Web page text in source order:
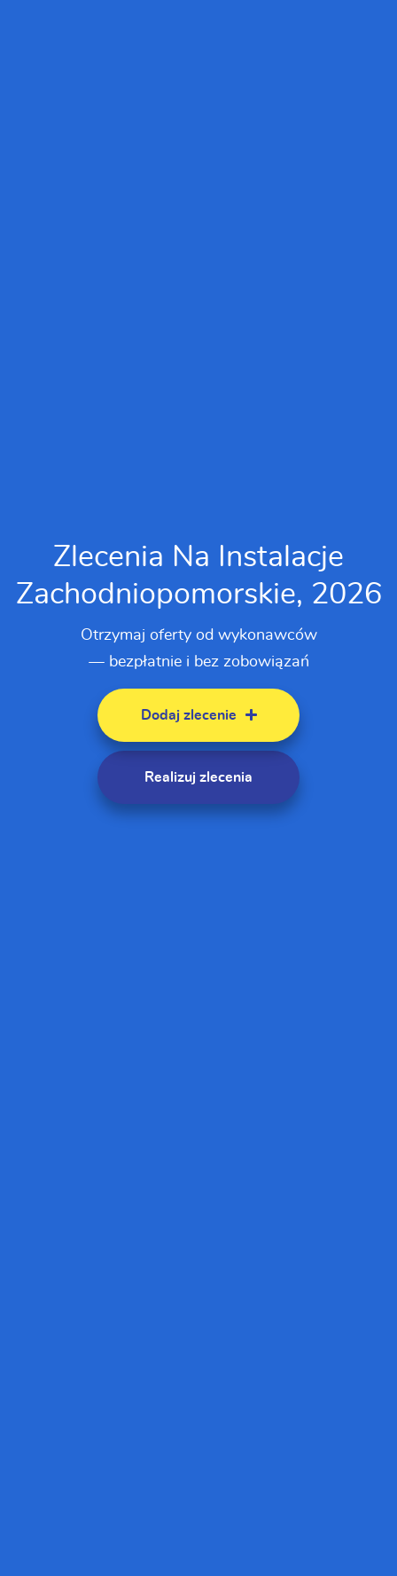
Zlecenia Na Instalacje
Zachodniopomorskie, 2026
Otrzymaj oferty od wykonawców
— bezpłatnie i bez zobowiązań
Dodaj zlecenie
Realizuj zlecenia